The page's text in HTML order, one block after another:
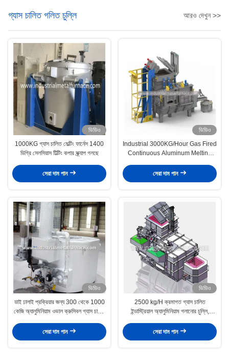
গ্যাস চালিত গলিত চুল্লি আরও দেখুন >>
ভিডিও
1000KG গ্যাস চালিত মেল্টিং ফার্নেস 1400
ডিগ্রি সেলসিয়াস টিল্টিং কপার স্ক্র্যাপ গলছে
সেরা দাম পান
ভিডিও
Industrial 3000KG/Hour Gas Fired
Continuous Aluminum Melting
সেরা দাম পান
ভিডিও
ডাই ঢালাই প্রক্রিয়ার জন্য 300 থেকে 1000
কেজি অ্যালুমিনিয়াম ওভাল ক্রুসিবল গ্যাস চালিত
সেরা দাম পান
ভিডিও
2500 kg/H ক্রমাগত গ্যাস চালিত
ইন্ডাস্ট্রিয়াল অ্যালুমিনিয়াম গলানোর চুল্লি,
সেরা দাম পান